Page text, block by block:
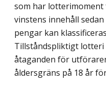
som har
vinstens innehåll
pengar kan
Tillståndspliktigt lotteri
åtagan­den för
åldersgräns på 18 år